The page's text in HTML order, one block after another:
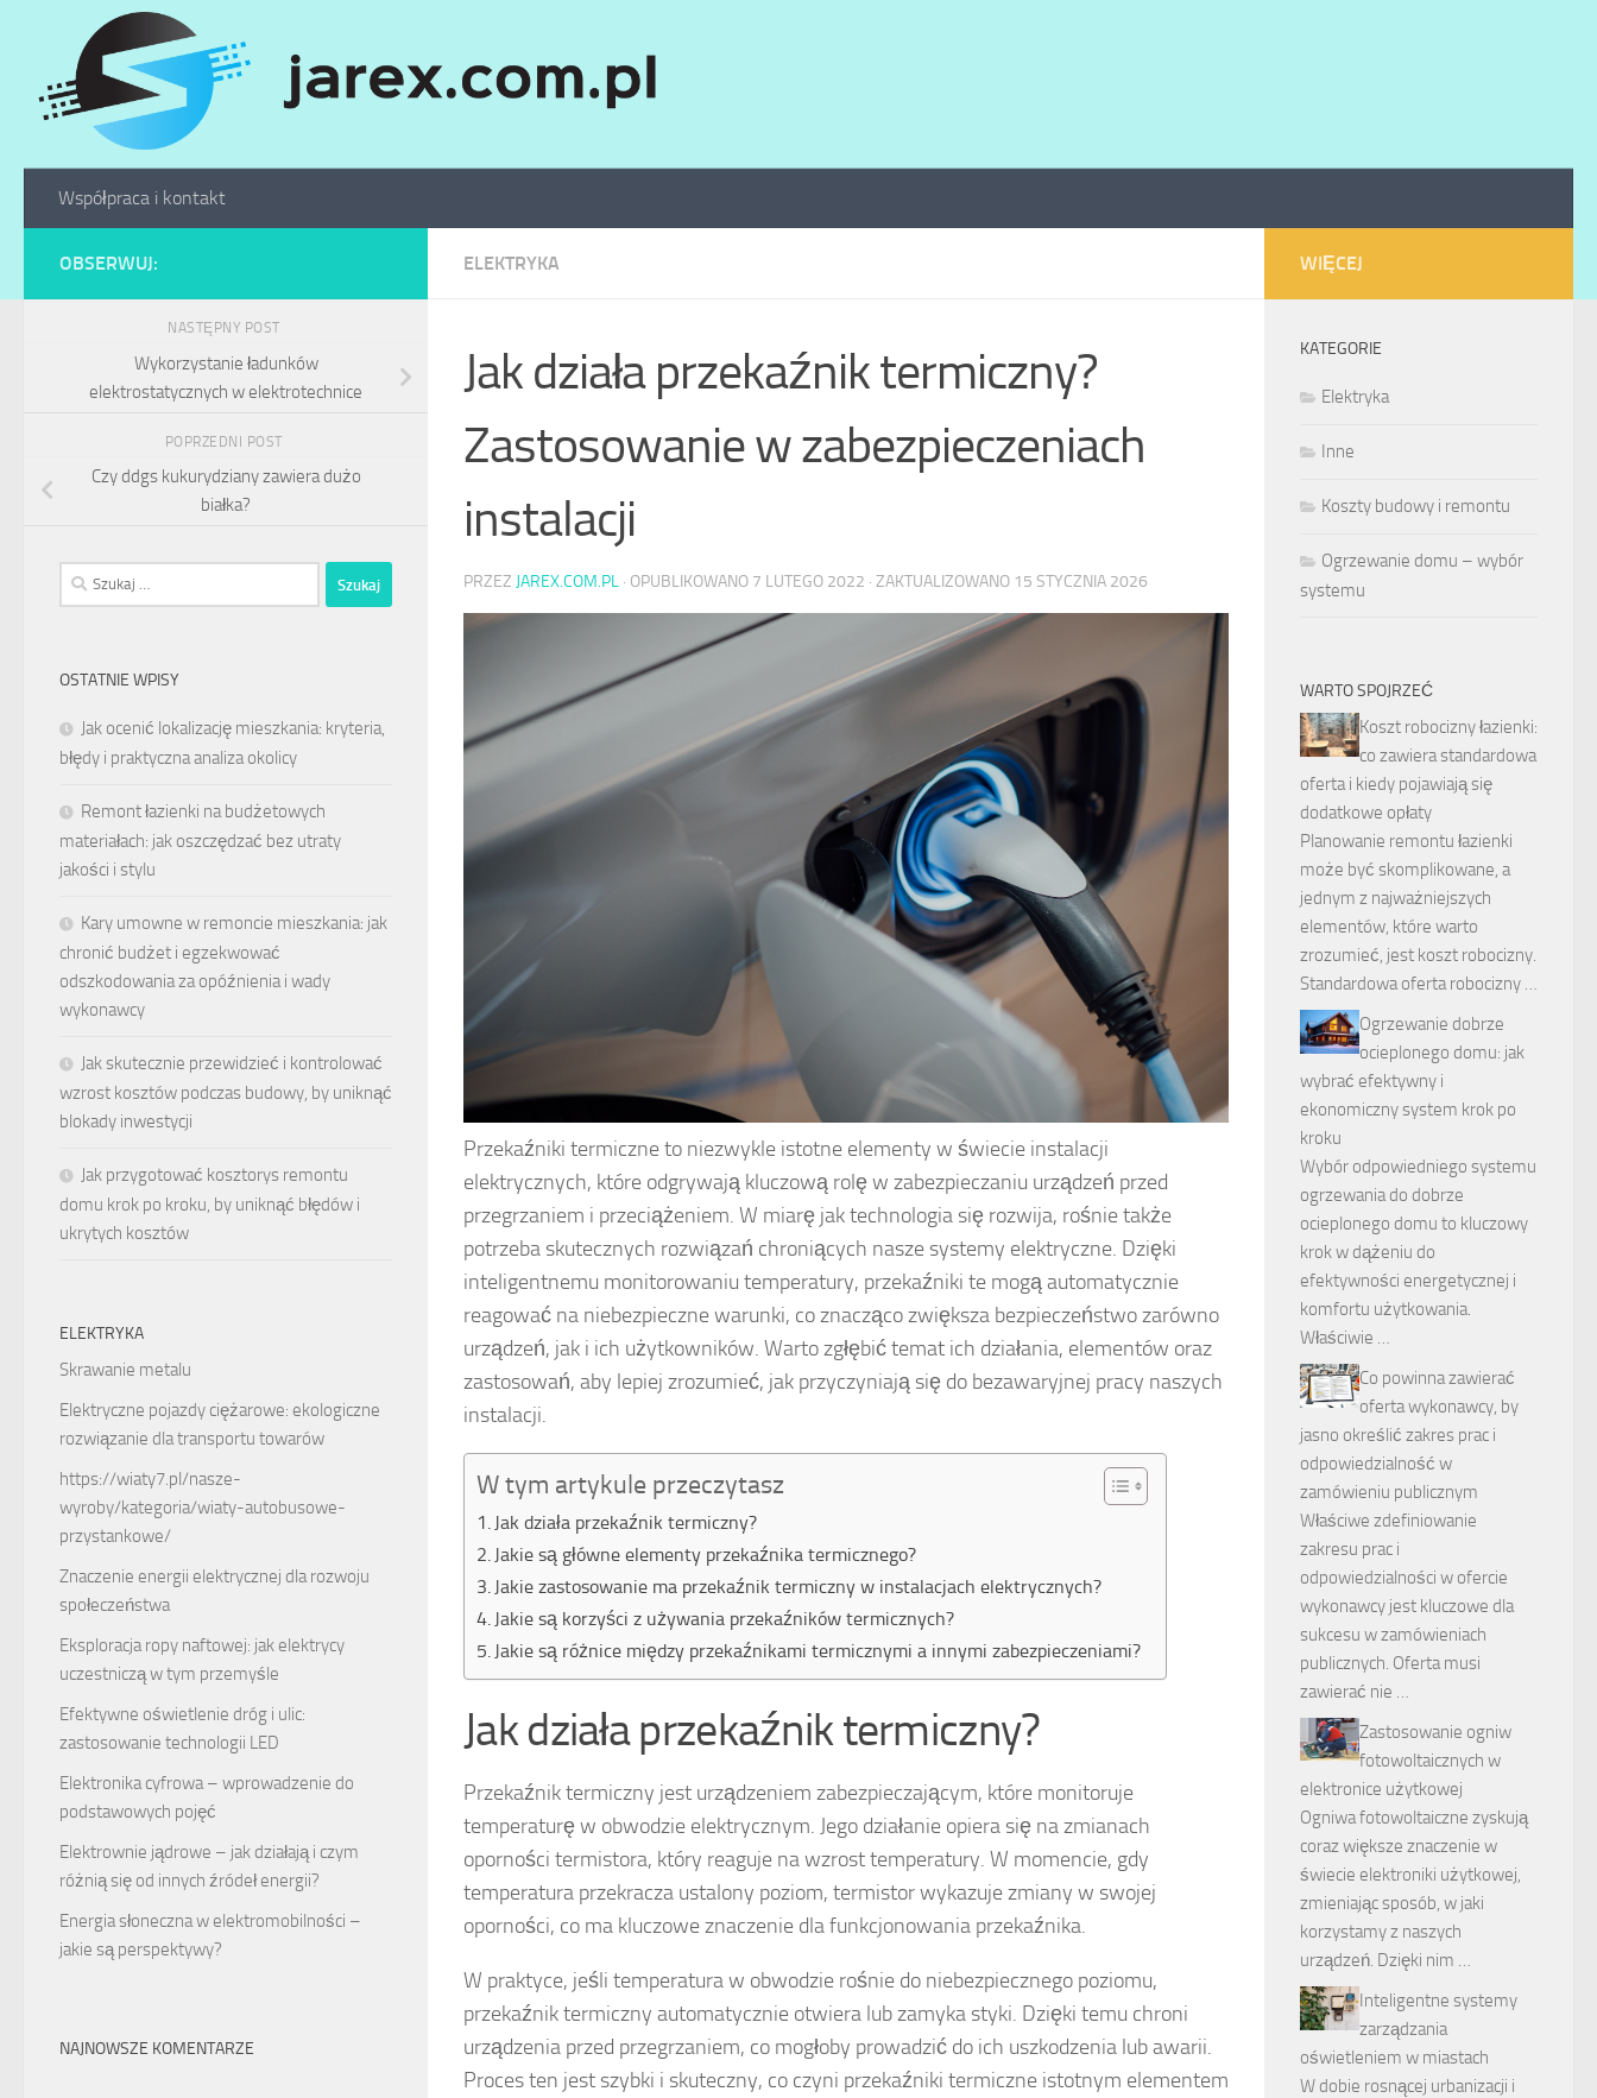
Skip to content
Współpraca i kontakt
ELEKTRYKA
Jak działa przekaźnik termiczny?
Zastosowanie w zabezpieczeniach
instalacji
PRZEZ JAREX.COM.PL · OPUBLIKOWANO 7 LUTEGO 2022 · ZAKTUALIZOWANO 15 STYCZNIA 2026
Przekaźniki termiczne to niezwykle istotne elementy w świecie instalacji
elektrycznych, które odgrywają kluczową rolę w zabezpieczaniu urządzeń przed
przegrzaniem i przeciążeniem. W miarę jak technologia się rozwija, rośnie także
potrzeba skutecznych rozwiązań chroniących nasze systemy elektryczne. Dzięki
inteligentnemu monitorowaniu temperatury, przekaźniki te mogą automatycznie
reagować na niebezpieczne warunki, co znacząco zwiększa bezpieczeństwo zarówno
urządzeń, jak i ich użytkowników. Warto zgłębić temat ich działania, elementów oraz
zastosowań, aby lepiej zrozumieć, jak przyczyniają się do bezawaryjnej pracy naszych
instalacji.
W tym artykule przeczytasz
Jak działa przekaźnik termiczny?
Jakie są główne elementy przekaźnika termicznego?
Jakie zastosowanie ma przekaźnik termiczny w instalacjach elektrycznych?
Jakie są korzyści z używania przekaźników termicznych?
Jakie są różnice między przekaźnikami termicznymi a innymi zabezpieczeniami?
Jak działa przekaźnik termiczny?
Przekaźnik termiczny jest urządzeniem zabezpieczającym, które monitoruje
temperaturę w obwodzie elektrycznym. Jego działanie opiera się na zmianach
oporności termistora, który reaguje na wzrost temperatury. W momencie, gdy
temperatura przekracza ustalony poziom, termistor wykazuje zmiany w swojej
oporności, co ma kluczowe znaczenie dla funkcjonowania przekaźnika.
W praktyce, jeśli temperatura w obwodzie rośnie do niebezpiecznego poziomu,
przekaźnik termiczny automatycznie otwiera lub zamyka styki. Dzięki temu chroni
urządzenia przed przegrzaniem, co mogłoby prowadzić do ich uszkodzenia lub awarii.
Proces ten jest szybki i skuteczny, co czyni przekaźniki termiczne istotnym elementem
OBSERWUJ:
NASTĘPNY POST
Wykorzystanie ładunków
elektrostatycznych w elektrotechnice
POPRZEDNI POST
Czy ddgs kukurydziany zawiera dużo
białka?
Szukaj:
OSTATNIE WPISY
Jak ocenić lokalizację mieszkania: kryteria,
błędy i praktyczna analiza okolicy
Remont łazienki na budżetowych
materiałach: jak oszczędzać bez utraty
jakości i stylu
Kary umowne w remoncie mieszkania: jak
chronić budżet i egzekwować
odszkodowania za opóźnienia i wady
wykonawcy
Jak skutecznie przewidzieć i kontrolować
wzrost kosztów podczas budowy, by uniknąć
blokady inwestycji
Jak przygotować kosztorys remontu
domu krok po kroku, by uniknąć błędów i
ukrytych kosztów
ELEKTRYKA
Skrawanie metalu
Elektryczne pojazdy ciężarowe: ekologiczne
rozwiązanie dla transportu towarów
https://wiaty7.pl/nasze-
wyroby/kategoria/wiaty-autobusowe-
przystankowe/
Znaczenie energii elektrycznej dla rozwoju
społeczeństwa
Eksploracja ropy naftowej: jak elektrycy
uczestniczą w tym przemyśle
Efektywne oświetlenie dróg i ulic:
zastosowanie technologii LED
Elektronika cyfrowa – wprowadzenie do
podstawowych pojęć
Elektrownie jądrowe – jak działają i czym
różnią się od innych źródeł energii?
Energia słoneczna w elektromobilności –
jakie są perspektywy?
NAJNOWSZE KOMENTARZE
WIĘCEJ
KATEGORIE
Elektryka
Inne
Koszty budowy i remontu
Ogrzewanie domu – wybór
systemu
WARTO SPOJRZEĆ
Koszt robocizny łazienki:
co zawiera standardowa
oferta i kiedy pojawiają się
dodatkowe opłaty
Planowanie remontu łazienki
może być skomplikowane, a
jednym z najważniejszych
elementów, które warto
zrozumieć, jest koszt robocizny.
Standardowa oferta robocizny …
Ogrzewanie dobrze
ocieplonego domu: jak
wybrać efektywny i
ekonomiczny system krok po
kroku
Wybór odpowiedniego systemu
ogrzewania do dobrze
ocieplonego domu to kluczowy
krok w dążeniu do
efektywności energetycznej i
komfortu użytkowania.
Właściwie …
Co powinna zawierać
oferta wykonawcy, by
jasno określić zakres prac i
odpowiedzialność w
zamówieniu publicznym
Właściwe zdefiniowanie
zakresu prac i
odpowiedzialności w ofercie
wykonawcy jest kluczowe dla
sukcesu w zamówieniach
publicznych. Oferta musi
zawierać nie …
Zastosowanie ogniw
fotowoltaicznych w
elektronice użytkowej
Ogniwa fotowoltaiczne zyskują
coraz większe znaczenie w
świecie elektroniki użytkowej,
zmieniając sposób, w jaki
korzystamy z naszych
urządzeń. Dzięki nim …
Inteligentne systemy
zarządzania
oświetleniem w miastach
W dobie rosnącej urbanizacji i